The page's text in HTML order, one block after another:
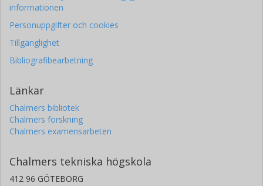
informationen
Personuppgifter och cookies
Tillgänglighet
Bibliografibearbetning
Länkar
Chalmers bibliotek
Chalmers forskning
Chalmers examensarbeten
Chalmers tekniska högskola
412 96 GÖTEBORG